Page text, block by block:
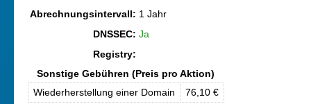
Abrechnungsintervall: 1 Jahr
DNSSEC: Ja
Registry:
Sonstige Gebühren (Preis pro Aktion)
Wiederherstellung einer Domain
76,10 €